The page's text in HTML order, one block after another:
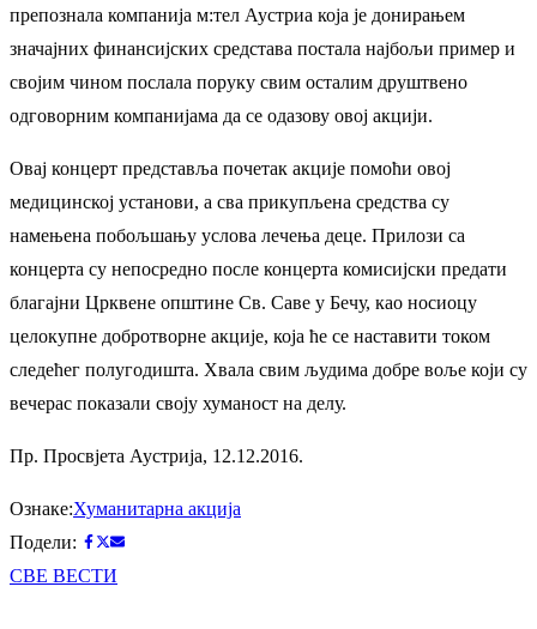
препознала компанија м:тел Аустриа која је донирањем
значајних финансијских средстава постала најбољи пример и
својим чином послала поруку свим осталим друштвено
одговорним компанијама да се одазову овој акцији.
Овај концерт представља почетак акције помоћи овој
медицинској установи, а сва прикупљена средства су
намењена побољшању услова лечења деце. Прилози са
концерта су непосредно после концерта комисијски предати
благајни Црквене општине Св. Саве у Бечу, као носиоцу
целокупне добротворне акције, која ће се наставити током
следећег полугодишта. Хвала свим људима добре воље који су
вечерас показали своју хуманост на делу.
Пр. Просвјета Аустрија, 12.12.2016.
Ознаке:Хуманитарна акција
Подели:
СВЕ ВЕСТИ